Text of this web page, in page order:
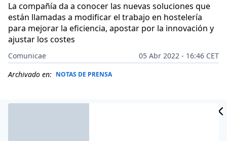
La compañía da a conocer las nuevas soluciones que
están llamadas a modificar el trabajo en hostelería
para mejorar la eficiencia, apostar por la innovación y
ajustar los costes
Comunicae
05 Abr 2022 - 16:46 CET
Archivado en: NOTAS DE PRENSA